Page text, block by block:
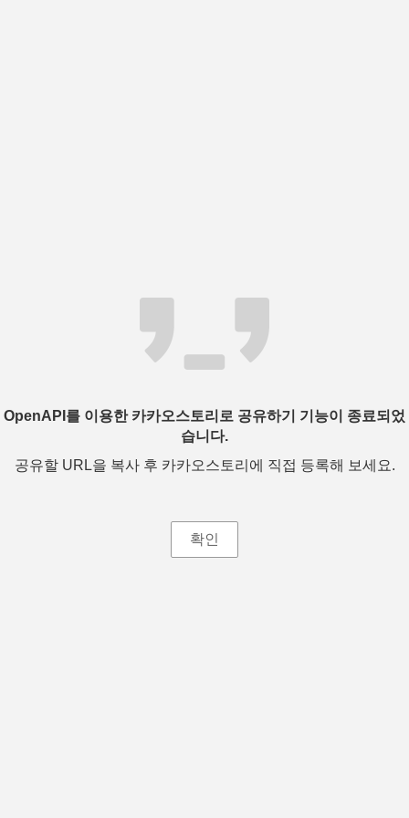
OpenAPI를 이용한 카카오스토리로 공유하기 기능이 종료되었
습니다.
공유할 URL을 복사 후 카카오스토리에 직접 등록해 보세요.
확인